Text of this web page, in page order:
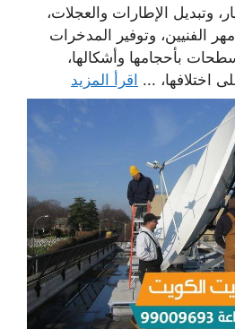
وتبديل الإطارات والعجلات،
الفنيين، وتوفير المدخرات
بأحجامها وأشكالها،
اختلافها، ... اقرأ المزيد